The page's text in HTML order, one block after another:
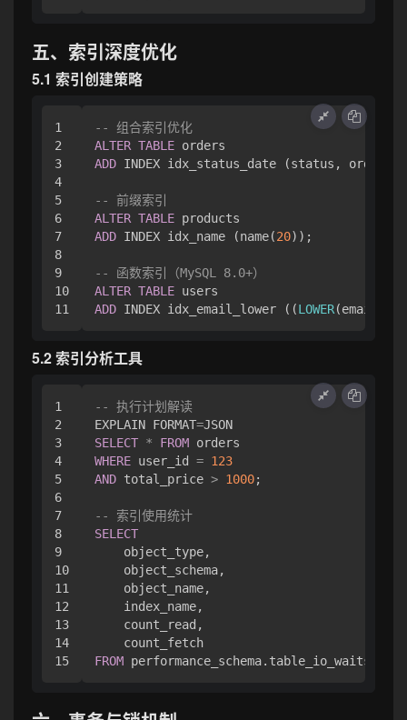
五、索引深度优化
5.1 索引创建策略
1
2
3
4
5
6
7
8
9
10
-- 组合索引优化
ALTER TABLE
ADD INDEX idx_status_date (status,
-- 前缀索引
ALTER TABLE
ADD INDEX idx_name (name(20));
-- 函数索引（MySQL 8.0+）
ALTER TABLE
ADD INDEX idx_email_lower ((LOWER
5.2 索引分析工具
1
2
3
4
5
6
7
8
9
10
11
12
13
14
-- 执行计划解读
EXPLAIN FORMAT=
SELECT * FROM
WHERE user_id = 123
AND total_price > 1000;
-- 索引使用统计
SELECT
    object_type,
    object_schema,
    object_name,
    index_name,
    count_read,
FROM